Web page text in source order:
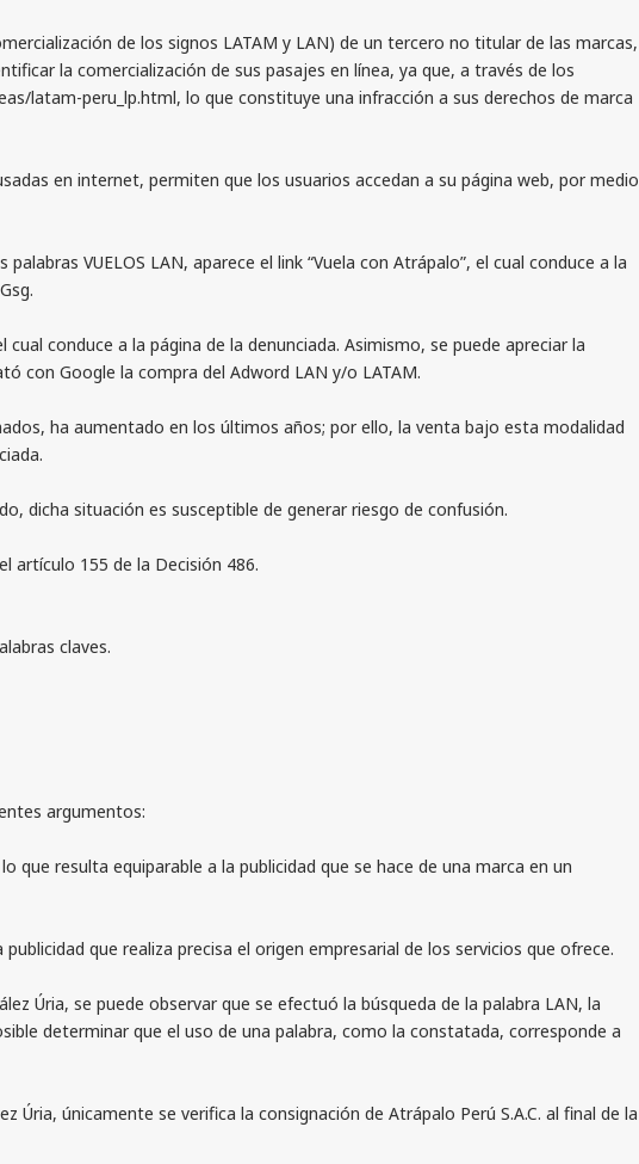
de los signos LATAM y LAN) de un tercero no titular de las marcas,
la comercialización de sus pasajes en línea, ya que, a través de los
latam-peru_lp.html, lo que constituye una infracción a sus derechos de marca
en internet, permiten que los usuarios accedan a su página web, por medio
VUELOS LAN, aparece el link “Vuela con Atrápalo”, el cual conduce a la
conduce a la página de la denunciada. Asimismo, se puede apreciar la
con Google la compra del Adword LAN y/o LATAM.
ha aumentado en los últimos años; por ello, la venta bajo esta modalidad
dicha situación es susceptible de generar riesgo de confusión.
155 de la Decisión 486.
claves.
argumentos:
resulta equiparable a la publicidad que se hace de una marca en un
que realiza precisa el origen empresarial de los servicios que ofrece.
se puede observar que se efectuó la búsqueda de la palabra LAN, la
determinar que el uso de una palabra, como la constatada, corresponde a
únicamente se verifica la consignación de Atrápalo Perú S.A.C. al final de la